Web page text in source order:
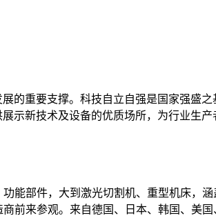
的重要支撑。科技自立自强是国家强盛
示新技术及设备的优质场所，为行业生产
能部件，大到激光切割机、重型机床，
前来参观。来自德国、日本、韩国、美